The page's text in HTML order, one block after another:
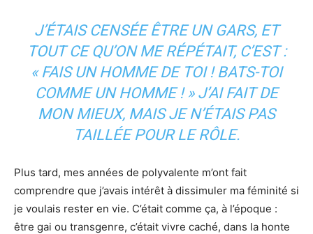
J’ÉTAIS CENSÉE ÊTRE UN GARS, ET
TOUT CE QU’ON ME RÉPÉTAIT, C’EST :
« FAIS UN HOMME DE TOI ! BATS-TOI
COMME UN HOMME ! » J’AI FAIT DE
MON MIEUX, MAIS JE N’ÉTAIS PAS
TAILLÉE POUR LE RÔLE.
Plus tard, mes années de polyvalente m’ont fait
comprendre que j’avais intérêt à dissimuler ma féminité si
je voulais rester en vie. C’était comme ça, à l’époque :
être gai ou transgenre, c’était vivre caché, dans la honte